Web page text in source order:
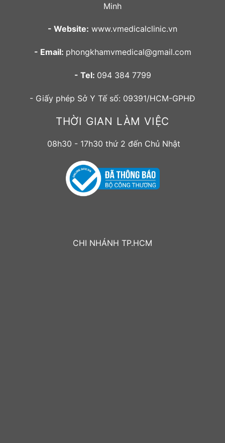
Minh
- Website: www.vmedicalclinic.vn
- Email: phongkhamvmedical@gmail.com
- Tel: 094 384 7799
- Giấy phép Sở Y Tế số: 09391/HCM-GPHĐ
THỜI GIAN LÀM VIỆC
08h30 - 17h30 thứ 2 đến Chủ Nhật
CHI NHÁNH TP.HCM